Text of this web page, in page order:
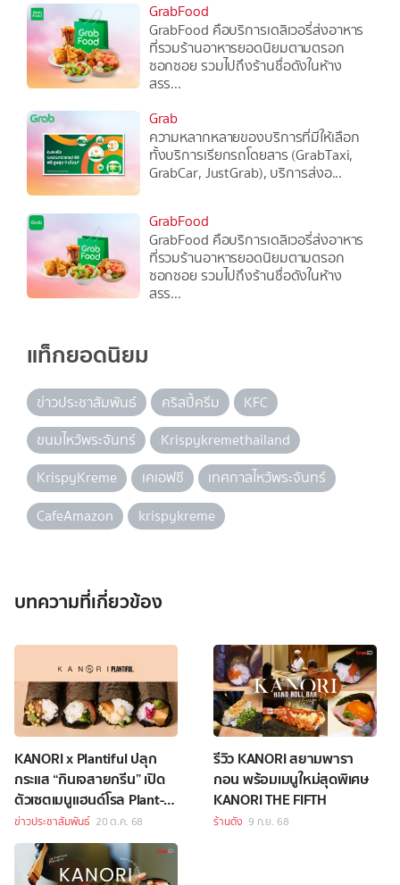
GrabFood
GrabFood คือบริการเดลิเวอรี่ส่งอาหาร
ที่รวมร้านอาหารยอดนิยมตามตรอก
ซอกซอย รวมไปถึงร้านชื่อดังในห้าง
สรร...
Grab
ความหลากหลายของบริการที่มีให้เลือก
ทั้งบริการเรียกรถโดยสาร (GrabTaxi,
GrabCar, JustGrab), บริการส่งอ...
GrabFood
GrabFood คือบริการเดลิเวอรี่ส่งอาหาร
ที่รวมร้านอาหารยอดนิยมตามตรอก
ซอกซอย รวมไปถึงร้านชื่อดังในห้าง
สรร...
แท็กยอดนิยม
ข่าวประชาสัมพันธ์ คริสปี้ครีม
KFC
ขนมไหว้พระจันทร์
Krispykremethailand
KrispyKreme
เคเอฟซี
เทศกาลไหว้พระจันทร์
CafeAmazon
krispykreme
บทความที่เกี่ยวข้อง
KANORI x Plantiful ปลุก
กระแส “กินเจสายกรีน” เปิด
ตัวเซตเมนูแฮนด์โรล Plant-
Based ต้อนรับเทศกาลกินเจ
ข่าวประชาสัมพันธ์ 20 ต.ค. 68
รีวิว KANORI สยามพารา
กอน พร้อมเมนูใหม่สุดพิเศษ
KANORI THE FIFTH
ร้านดัง 9 ก.ย. 68